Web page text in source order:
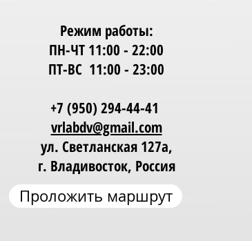
Режим работы:
ПН-ЧТ 11:00 - 22:00
ПТ-ВС 11:00 - 23:00
+7 (950) 294-44-41
vrlabdv@gmail.com
ул. Светланская 127а,
г. Владивосток, Россия
Проложить маршрут